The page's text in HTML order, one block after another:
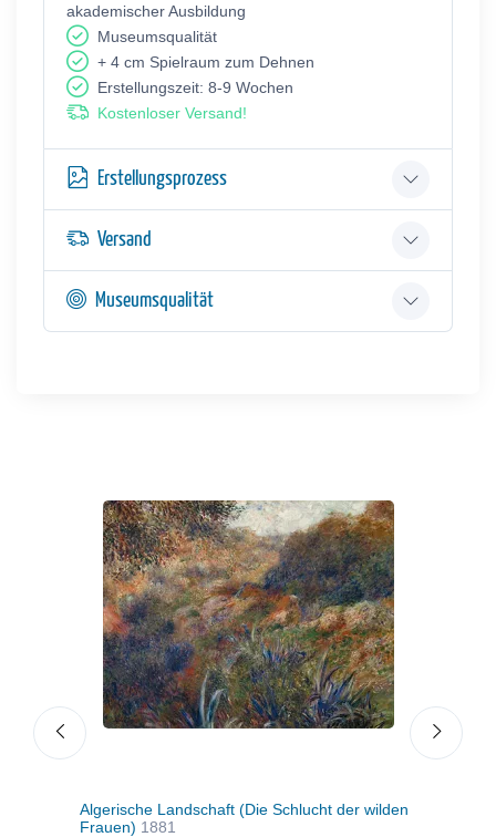
akademischer Ausbildung
Museumsqualität
+ 4 cm Spielraum zum Dehnen
Erstellungszeit: 8-9 Wochen
Kostenloser Versand!
Erstellungsprozess
Versand
Museumsqualität
Algerische Landschaft (Die Schlucht der wilden
Frauen) 1881